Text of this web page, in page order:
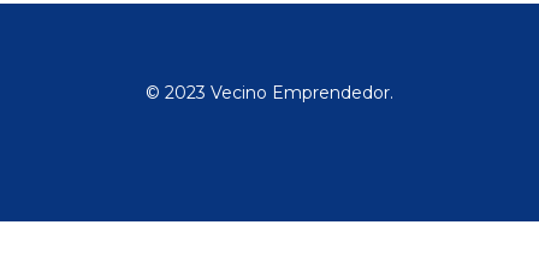
© 2023 Vecino Emprendedor.